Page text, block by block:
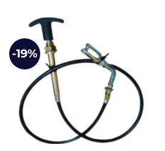
-19%